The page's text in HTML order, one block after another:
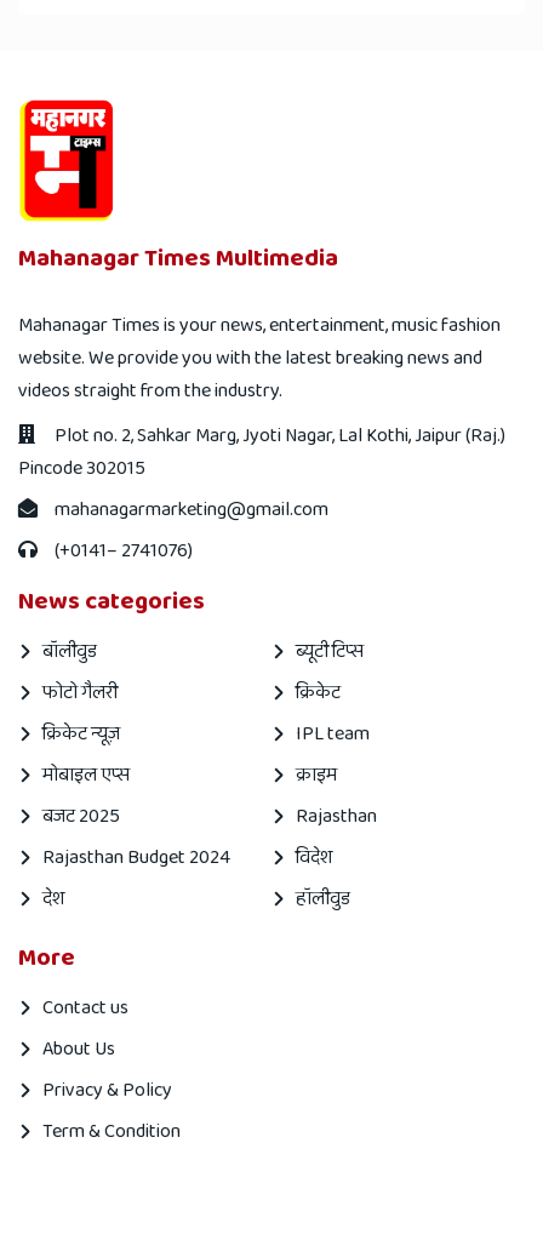
Mahanagar Times Multimedia
Mahanagar Times is your news, entertainment, music fashion
website. We provide you with the latest breaking news and
videos straight from the industry.
Plot no. 2, Sahkar Marg, Jyoti Nagar, Lal Kothi, Jaipur (Raj.)
Pincode 302015
mahanagarmarketing@gmail.com
(+0141– 2741076)
News categories
बॉलीवुड
ब्यूटी टिप्स
फोटो गैलरी
क्रिकेट
क्रिकेट न्यूज़
IPL team
मोबाइल एप्स
क्राइम
बजट 2025
Rajasthan
Rajasthan Budget 2024
विदेश
देश
हॉलीवुड
More
Contact us
About Us
Privacy & Policy
Term & Condition